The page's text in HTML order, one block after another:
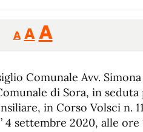
A
Reducir
tamaño
A Restablecer
tamaño
fuente
AAumentar
de
fuente.
Comunale Avv. Simona
di Sora, in seduta
in Corso Volsci n.
4 settembre 2020, alle ore